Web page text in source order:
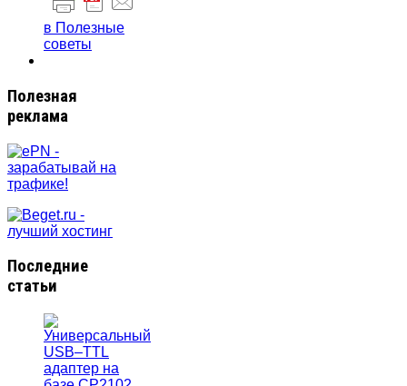
в Полезные
советы
Полезная
реклама
Последние
статьи